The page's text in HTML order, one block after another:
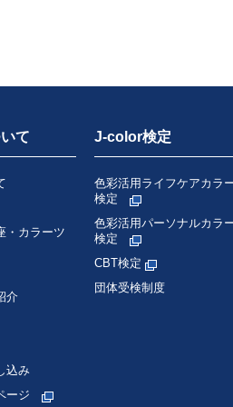
て
・カラーツ
介
込み
ージ
J-color検定
色彩活用ライフケアカラ
検定
色彩活用パーソナルカラ
検定
CBT検定
団体受検制度